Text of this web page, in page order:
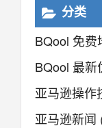
分类
BQool 免费
BQool 最新
亚马逊操作
亚马逊新闻